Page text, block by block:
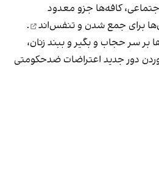
کافه‌ها جزو معدود
برای جمع شدن و تنفس‌اند
.
بر سر حجاب و بگیر و ببند زنان،
دور جدید اعتراضات ضدحکومتی